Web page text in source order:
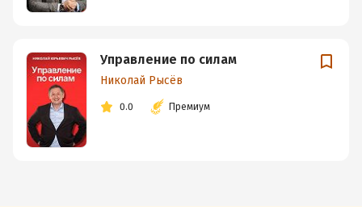
Управление по силам
Николай Рысёв
0.0 Премиум